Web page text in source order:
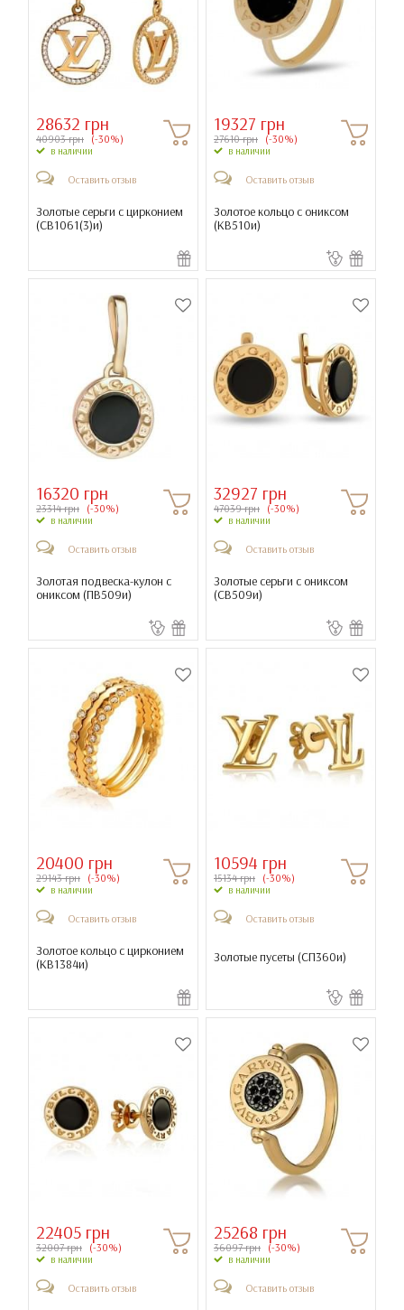
28632 грн
40903 грн (-30%)
в наличии
Оставить отзыв
Золотые серьги с цирконием
(СВ1061(3)и)
19327 грн
27610 грн (-30%)
в наличии
Оставить отзыв
Золотое кольцо с ониксом
(КВ510и)
16320 грн
23314 грн (-30%)
в наличии
Оставить отзыв
Золотая подвеска-кулон с
ониксом (ПВ509и)
32927 грн
47039 грн (-30%)
в наличии
Оставить отзыв
Золотые серьги с ониксом
(СВ509и)
20400 грн
29143 грн (-30%)
в наличии
Оставить отзыв
Золотое кольцо с цирконием
(КВ1384и)
10594 грн
15134 грн (-30%)
в наличии
Оставить отзыв
Золотые пусеты (СП360и)
22405 грн
32007 грн (-30%)
в наличии
Оставить отзыв
25268 грн
36097 грн (-30%)
в наличии
Оставить отзыв